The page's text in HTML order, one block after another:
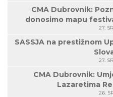
CMA Dubrovnik:
donosimo mapu
27.
SASSJA na prestižnom
27.
CMA Dubrovnik:
Lazaretima
26.